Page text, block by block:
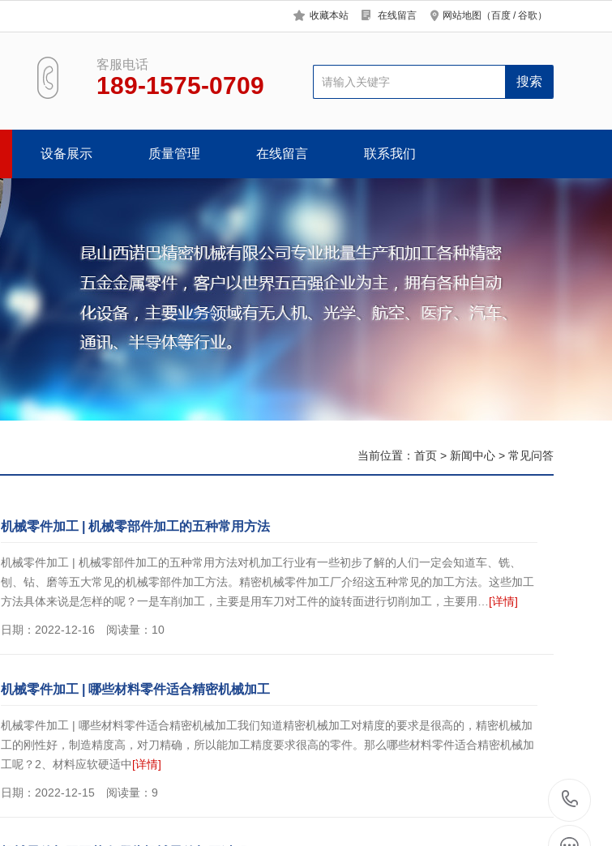
收藏本站 在线留言 网站地图 （百度 /谷歌 ）
客服电话
189-1575-0709
设备展示 质量管理 在线留言 联系我们
当前位置： 首页 > 新闻中心 > 常见问答
机械零件加工 | 机械零部件加工的五种常用方法
机械零件加工 | 机械零部件加工的五种常用方法对机加工行业有一些初步了解的人们一定会知道车、铣、
刨、钻、磨等五大常见的机械零部件加工方法。精密机械零件加工厂介绍这五种常见的加工方法。这些加工
方法具体来说是怎样的呢？一是车削加工，主要是用车刀对工件的旋转面进行切削加工，主要用… [详情]
日期：2022-12-16 阅读量：10
机械零件加工 | 哪些材料零件适合精密机械加工
机械零件加工 | 哪些材料零件适合精密机械加工我们知道精密机械加工对精度的要求是很高的，精密机械加
工的刚性好，制造精度高，对刀精确，所以能加工精度要求很高的零件。那么哪些材料零件适合精密机械加
工呢？2、材料应软硬适中[详情]
日期：2022-12-15 阅读量：9